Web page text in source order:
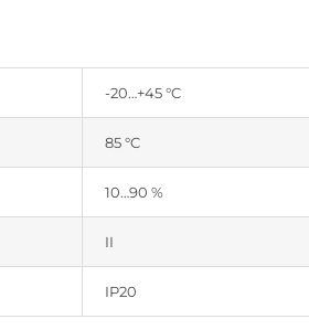
-20…+45 °C
85 °C
10…90 %
II
IP20